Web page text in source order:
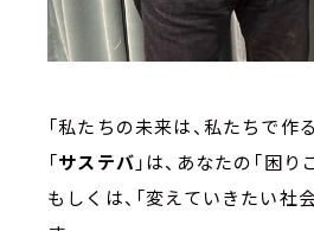
「私たちの未来は、私たちで作る
「サステバ 」は、あなたの「困り
もしくは、「変えていきたい社